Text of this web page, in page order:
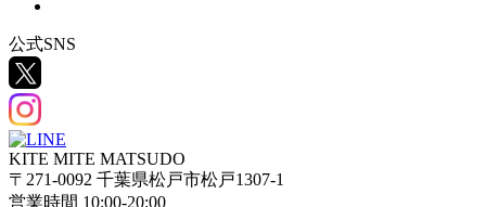
公式SNS
KITE MITE MATSUDO
〒271-0092 千葉県松戸市松戸1307-1
営業時間 10:00-20:00